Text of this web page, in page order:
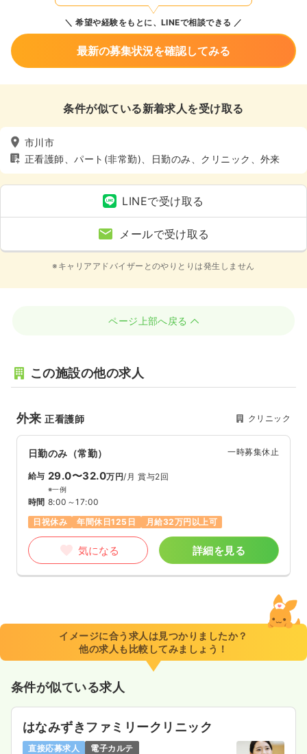
希望や経験をもとに、LINEで相談できる
最新の募集状況を確認してみる
条件が似ている新着求人を受け取る
市川市
正看護師、パート(非常勤)、日勤のみ、クリニック、外来
LINEで受け取る
メールで受け取る
※キャリアアドバイザーとのやりとりは発生しません
ページ上部へ戻る
この施設の他の求人
外来正看護師 クリニック
日勤のみ（常勤） 一時募集休止
給与 29.0〜32.0万円/月 賞与2回
※一例
時間 8:00～17:00
日祝休み
年間休日125日 月給32万円以上可
気になる 詳細を見る
イメージに合う求人は見つかりましたか？
他の求人も比較してみましょう！
条件が似ている求人
はなみずきファミリークリニック
直接応募求人
電子カルテ